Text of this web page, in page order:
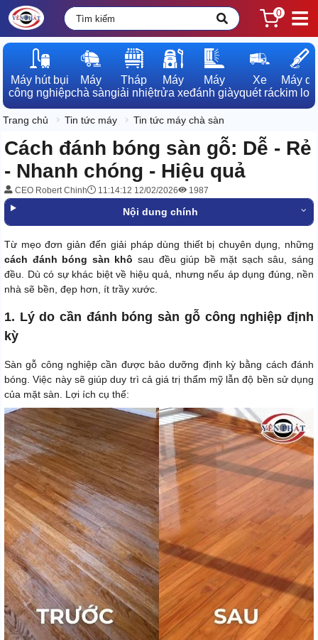
0
Máy hút bụi
công nghiệp
Máy
chà sàn
Tháp
giải nhiệt
Máy
rửa xe
Máy
đánh giày
Xe
quét rác
Máy dò
kim loại
Trang chủ Tin tức máy Tin tức máy chà sàn
Cách đánh bóng sàn gỗ: Dễ - Rẻ
- Nhanh chóng - Hiệu quả
CEO Robert Chinh 11:14:12 12/02/2026 1987
Nội dung chính
Từ mẹo đơn giản đến giải pháp dùng thiết bị chuyên dụng, những
cách đánh bóng sàn khô sau đều giúp bề mặt sạch sâu, sáng
đều. Dù có sự khác biệt về hiệu quả, nhưng nếu áp dụng đúng, nền
nhà sẽ bền, đẹp hơn, ít trầy xước.
1. Lý do cần đánh bóng sàn gỗ công nghiệp định
kỳ
Sàn gỗ công nghiệp cần được bảo dưỡng định kỳ bằng cách đánh
bóng. Việc này sẽ giúp duy trì cả giá trị thẩm mỹ lẫn độ bền sử dụng
của mặt sàn. Lợi ích cụ thể: